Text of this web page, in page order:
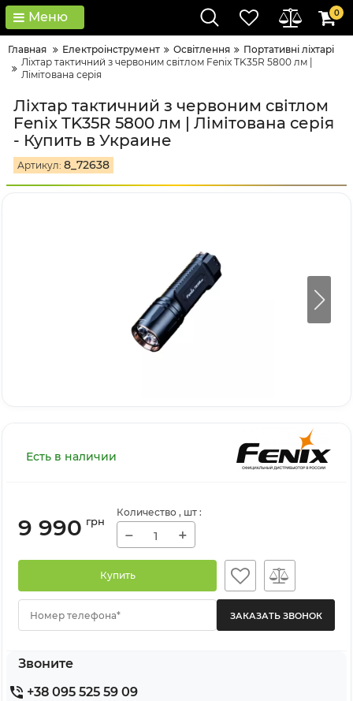
Меню 0
Главная Електроінструмент Освітлення
Портативні ліхтарі
Ліхтар тактичний з червоним світлом Fenix TK35R 5800 лм |
Лімітована серія
Ліхтар тактичний з червоним світлом
Fenix TK35R 5800 лм | Лімітована серія
- Купить в Украине
Артикул: 8_72638
Есть в наличии
9 990 грн
Количество , шт :
− +
Купить
Номер телефона*
Звоните
+38 095 525 59 09